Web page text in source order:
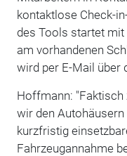
kontaktlose Check-
des Tools startet mit
am vorhandenen
wird per E-Mail über
Hoffmann:
wir den
kurzfristig
Fahrzeugannahme